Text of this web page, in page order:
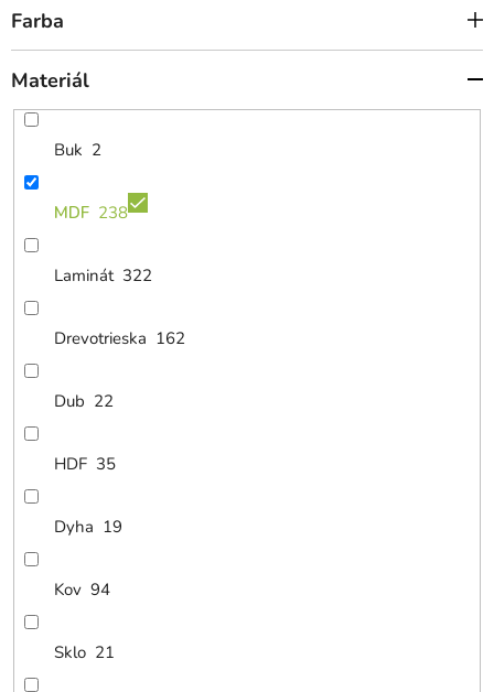
Farba
Materiál
Buk 2
MDF 238
Laminát 322
Drevotrieska 162
Dub 22
HDF 35
Dyha 19
Kov 94
Sklo 21